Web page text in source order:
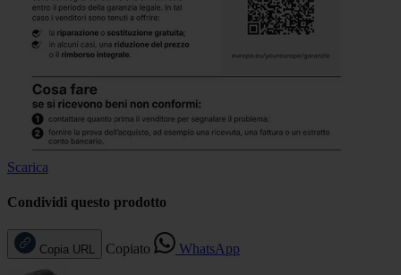
Scarica
Condividi questo prodotto
Copia URL Copiato WhatsApp